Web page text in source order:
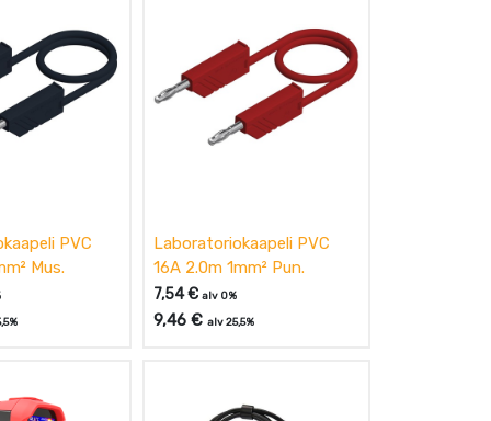
PVC
Mus.
Laboratoriokaapeli PVC
16A 2.0m 1mm² Pun.
7,54€ alv 0%
9,46€ alv 25,5%